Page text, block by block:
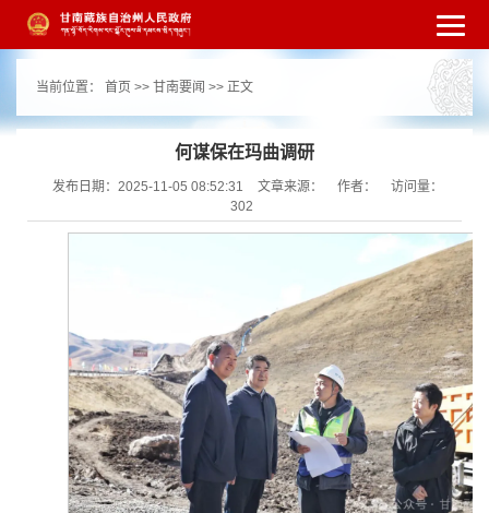
网站无障
碍 打开适老化模式 登录
当前位置： 首页 >> 甘南要闻 >> 正文
何谋保在玛曲调研
发布日期：2025-11-05 08:52:31 文章来源： 作者：
访问量：
302